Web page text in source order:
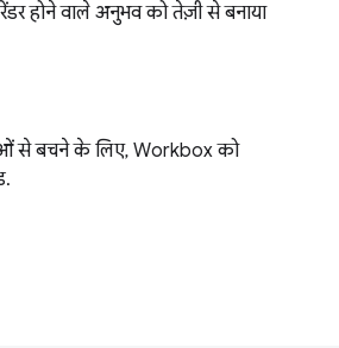
होने वाले अनुभव को तेज़ी से बनाया
से बचने के लिए, Workbox को